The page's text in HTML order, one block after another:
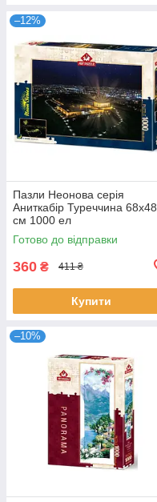
–12%
Пазли Неонова серія
Аниткабір Туреччина 68х48
см 1000 ел
Готово до відправки
360 ₴ 411 ₴
Купити
–10%